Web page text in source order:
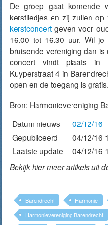
De groep gaat komende
kerstliedjes en zij zullen op
kerstconcert geven voor
16.00 tot 16.30 uur. Wil
bruisende vereniging dan
concert vindt plaats in
Kuyperstraat 4 in
open en de toegang is gratis.
Bron: Harmonievereniging
Datum nieuws
02/12/16
Gepubliceerd
04/12/16
Laatste update
04/12/16
Bekijk hier meer artikels uit
Barendrecht Harmonie
Harmonievereniging Barendrecht